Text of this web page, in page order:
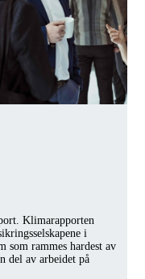
Klimarapporten
i
som rammes hardest av
del av arbeidet på